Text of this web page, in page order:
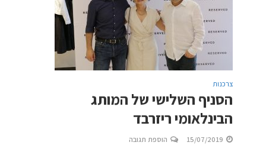
צרכנות
הסניף השלישי של המותג
הבינלאומי ריזרבד
15/07/2019 הוספת תגובה